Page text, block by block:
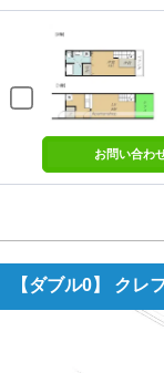
お問い合わ
【ダブル0】 クレ